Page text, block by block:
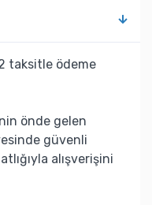
taksitle ödeme
önde gelen
güvenli
alışverişini